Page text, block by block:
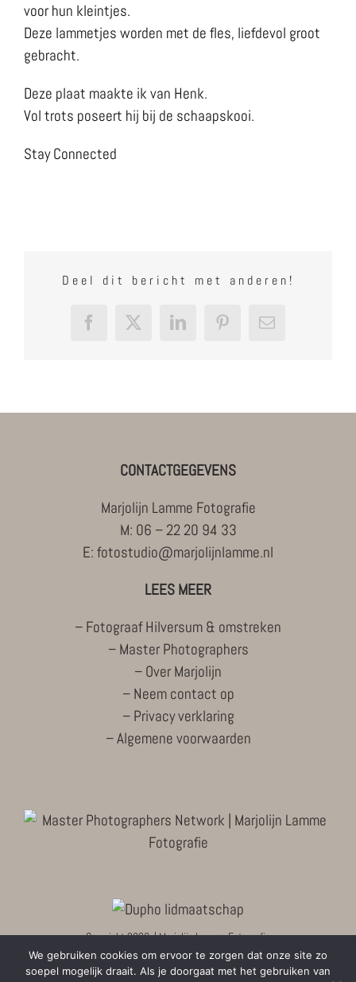
voor hun kleintjes.
Deze lammetjes worden met de fles, liefdevol groot
gebracht.
Deze plaat maakte ik van Henk.
Vol trots poseert hij bij de schaapskooi.
Stay Connected
Deel dit bericht met anderen!
Facebook
X LinkedInPinterest
E-
CONTACTGEGEVENS
Marjolijn Lamme Fotografie
M: 06 – 22 20 94 33
E: fotostudio@marjolijnlamme.nl
LEES MEER
– Fotograaf Hilversum & omstreken
– Master Photographers
– Over Marjolijn
– Neem contact op
– Privacy verklaring
–Algemene voorwaarden
Copyright2026 | Marjolijn Lamme Fotografie
We gebruiken cookies om ervoor te zorgen dat onze site zo
soepel mogelijk draait. Als je doorgaat met het gebruiken van